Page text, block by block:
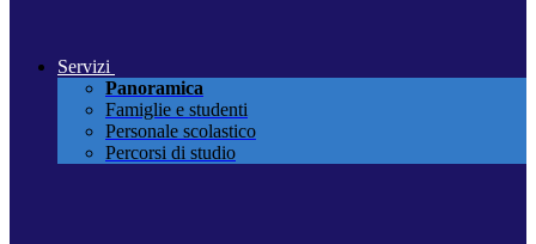
Servizi
Panoramica
Famiglie e studenti
Personale scolastico
Percorsi di studio